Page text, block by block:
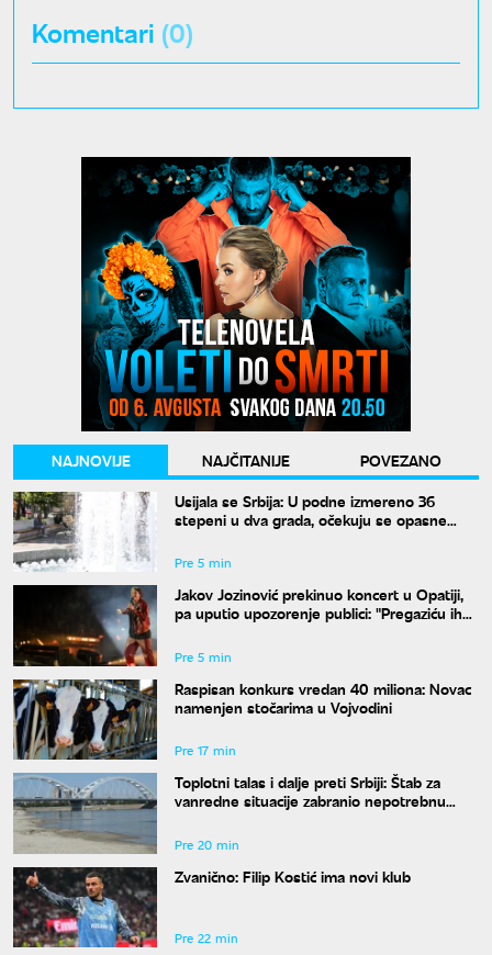
Komentari (0)
NAJNOVIJE NAJČITANIJE
POVEZANO
Usijala se Srbija: U podne izmereno 36
stepeni u dva grada, očekuju se opasne
Pre 5 min
Jakov Jozinović prekinuo koncert u Opatiji,
pa uputio upozorenje publici: "Pregaziću ih
Pre 5 min
Raspisan konkurs vredan 40 miliona: Novac
namenjen stočarima u Vojvodini
Pre 17 min
Toplotni talas i dalje preti Srbiji: Štab za
vanredne situacije zabranio nepotrebnu
Pre 20 min
Zvanično: Filip Kostić ima novi klub
Pre 22 min